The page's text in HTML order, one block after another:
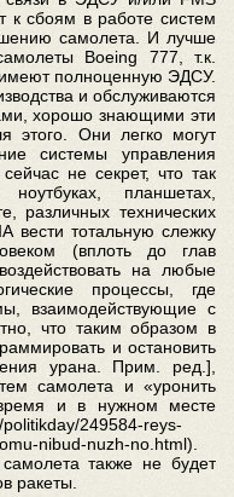
к сбоям в работе систем
самолета. И лучше
Boeing 777, т.к.
полноценную ЭДСУ.
и обслуживаются
хорошо знающими эти
этого. Они легко могут
системы управления
не секрет, что так
планшетах,
различных технических
вести тотальную слежку
(вплоть до глав
на любые
процессы, где
взаимодействующие с
что таким образом в
и остановить
урана. Прим. ред.],
самолета и «уронить
и в нужном месте
249584-reys-
nibud-nuzh-no.html).
также не будет
ракеты.